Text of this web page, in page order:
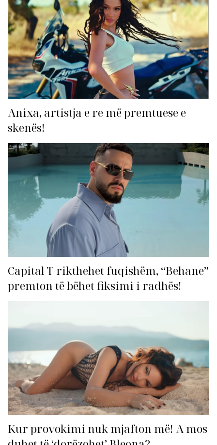
Anixa, artistja e re më premtuese e
skenës!
Capital T rikthehet fuqishëm, “Behane”
premton të bëhet fiksimi i radhës!
Kur provokimi nuk mjafton më! A mos